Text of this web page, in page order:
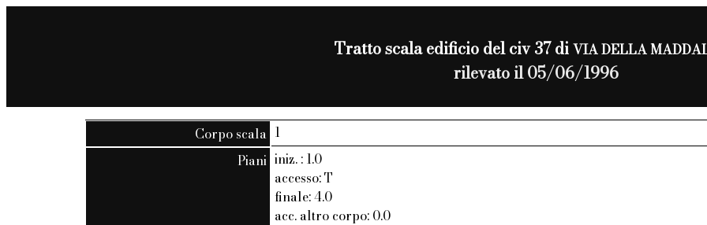
Tratto scala edificio del civ 37 diVIA DELLA
rilevato il 05/06/1996
Corpo scala 1
Piani iniz. : 1.0
accesso: T
finale: 4.0
acc. altro corpo: 0.0